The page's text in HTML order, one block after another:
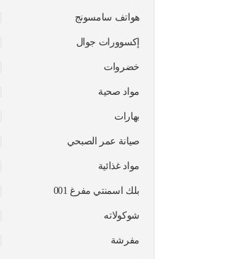
هواتف سامسونج
إكسوورات جوال
خضروات
مواد صحية
بهارات
صيانة عمر الصبحي
مواد غذائية
بلك اسمنتي مفرغ 001
شوكولاته
مفرشة